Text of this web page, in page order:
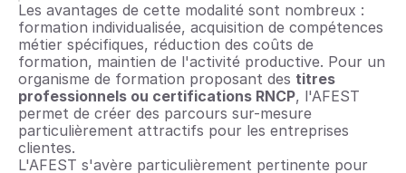
Les avantages de cette modalité sont nombreux :
formation individualisée, acquisition de compétences
métier spécifiques, réduction des coûts de
formation, maintien de l'activité productive. Pour un
organisme de formation proposant des titres
professionnels ou certifications RNCP, l'AFEST
permet de créer des parcours sur-mesure
particulièrement attractifs pour les entreprises
clientes.
L'AFEST s'avère particulièrement pertinente pour